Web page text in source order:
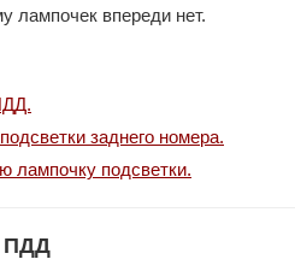
лампочек впереди нет.
заднего номера.
лампочку подсветки.
ПДД